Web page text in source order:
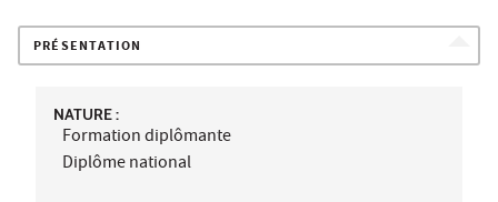
PRÉSENTATION
NATURE :
Formation diplômante
Diplôme national